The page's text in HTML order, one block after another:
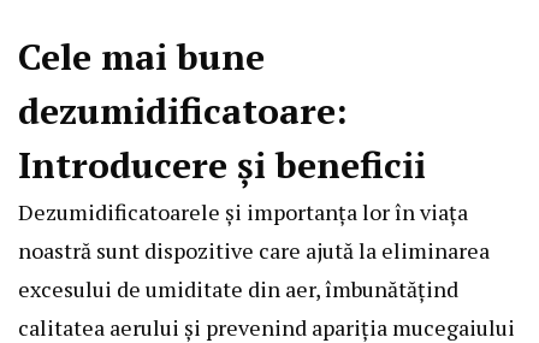
Cele mai bune
dezumidificatoare:
Introducere și beneficii
Dezumidificatoarele și importanța lor în viața
noastră sunt dispozitive care ajută la eliminarea
excesului de umiditate din aer, îmbunătățind
calitatea aerului și prevenind apariția mucegaiului